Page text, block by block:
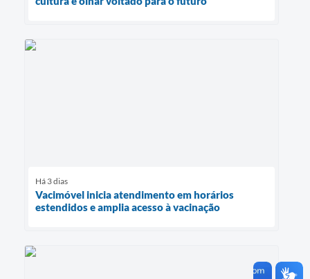
Há 3 dias
Vacimóvel inicia atendimento em horários
estendidos e amplia acesso à vacinação